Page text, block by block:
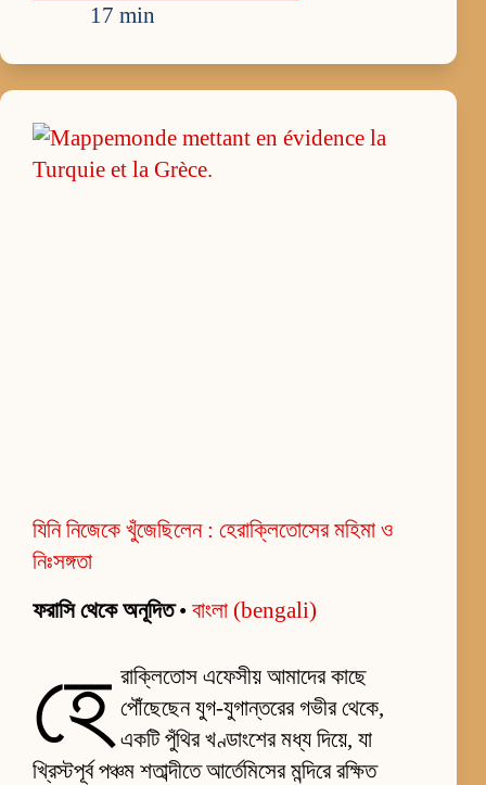
17 min
যিনি নিজেকে খুঁজেছিলেন : হেরাক্লিতোসের মহিমা ও
নিঃসঙ্গতা
ফরাসি থেকে অনূদিত• বাংলা (bengali)
হে রাক্লিতোস এফেসীয় আমাদের কাছে
পৌঁছেছেন যুগ-যুগান্তরের গভীর থেকে,
একটি পুঁথির খণ্ডাংশের মধ্য দিয়ে, যা
খ্রিস্টপূর্ব পঞ্চম শতাব্দীতে আর্তেমিসের মন্দিরে রক্ষিত